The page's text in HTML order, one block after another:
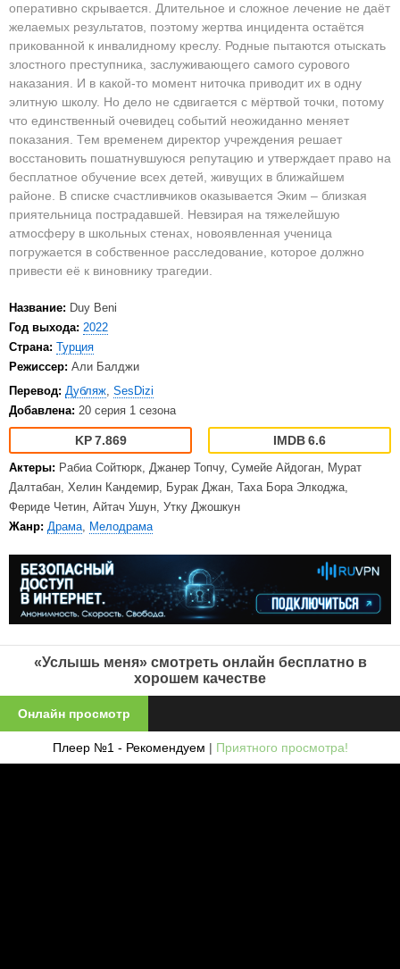
оперативно скрывается. Длительное и сложное лечение не даёт
желаемых результатов, поэтому жертва инцидента остаётся
прикованной к инвалидному креслу. Родные пытаются отыскать
злостного преступника, заслуживающего самого сурового
наказания. И в какой-то момент ниточка приводит их в одну
элитную школу. Но дело не сдвигается с мёртвой точки, потому
что единственный очевидец событий неожиданно меняет
показания. Тем временем директор учреждения решает
восстановить пошатнувшуюся репутацию и утверждает право на
бесплатное обучение всех детей, живущих в ближайшем
районе. В списке счастливчиков оказывается Эким – близкая
приятельница пострадавшей. Невзирая на тяжелейшую
атмосферу в школьных стенах, новоявленная ученица
погружается в собственное расследование, которое должно
привести её к виновнику трагедии.
Название: Duy Beni
Год выхода: 2022
Страна: Турция
Режиссер: Али Балджи
Перевод: Дубляж, SesDizi
Добавлена: 20 серия 1 сезона
7.869 6.6
Актеры: Рабиа Сойтюрк, Джанер Топчу, Сумейе Айдоган, Мурат
Далтабан, Хелин Кандемир, Бурак Джан, Таха Бора Элкоджа,
Фериде Четин, Айтач Ушун, Утку Джошкун
Жанр: Драма, Мелодрама
«Услышь меня» смотреть онлайн бесплатно в
хорошем качестве
Онлайн просмотр
Плеер №1 - Рекомендуем | Приятного просмотра!